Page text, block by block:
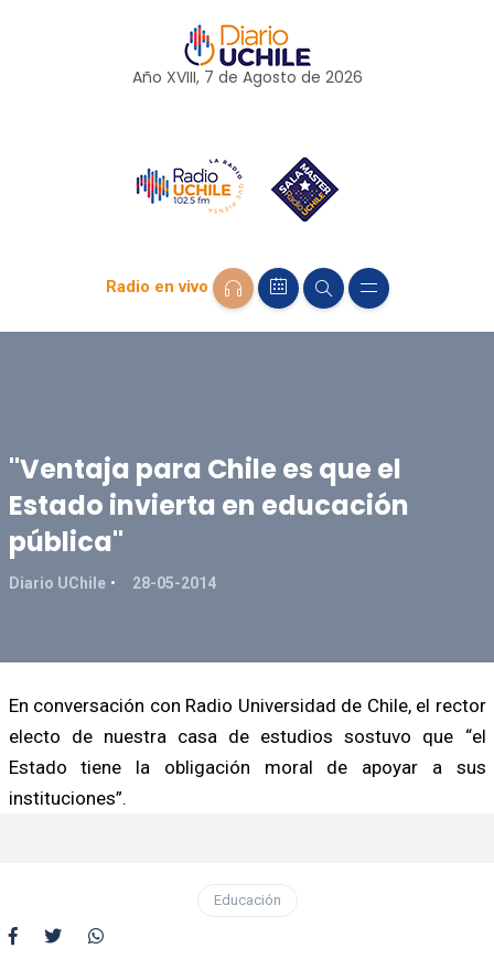
Año XVIII, 7 de Agosto de 2026
Radio en vivo
"Ventaja para Chile es que el
Estado invierta en educación
pública"
Diario UChile 28-05-2014
En conversación con Radio Universidad de Chile, el rector
electo de nuestra casa de estudios sostuvo que “el
Estado tiene la obligación moral de apoyar a sus
instituciones”.
Educación